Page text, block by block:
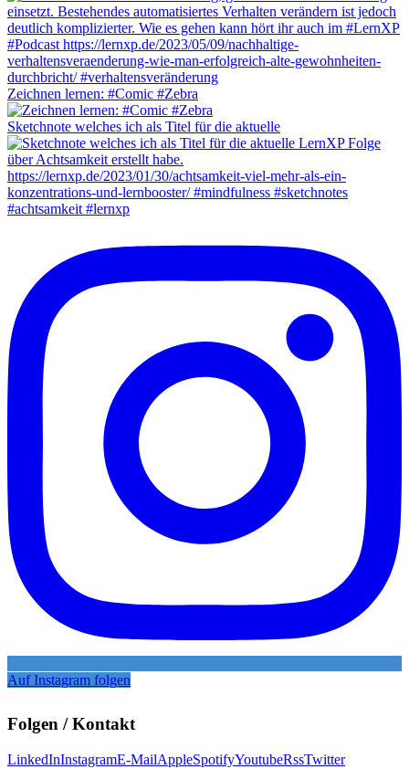
Zeichnen lernen: #Comic #Zebra
Sketchnote welches ich als Titel für die aktuelle
Auf Instagram folgen
Folgen / Kontakt
LinkedInInstagramE-MailAppleSpotifyYoutubeRssTwitter